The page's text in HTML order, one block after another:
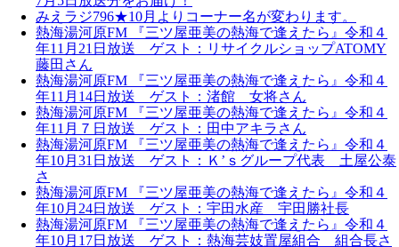
みえラジ796★10月よりコーナー名が変わります。
熱海湯河原FM 『三ツ屋亜美の熱海で逢えたら』令和４
年11月21日放送 ゲスト：リサイクルショップATOMY
藤田さん
熱海湯河原FM 『三ツ屋亜美の熱海で逢えたら』令和４
年11月14日放送 ゲスト：渚館 女将さん
熱海湯河原FM 『三ツ屋亜美の熱海で逢えたら』令和４
年11月７日放送 ゲスト：田中アキラさん
熱海湯河原FM 『三ツ屋亜美の熱海で逢えたら』令和４
年10月31日放送 ゲスト：Ｋ’ｓグループ代表 土屋公泰
さ
熱海湯河原FM 『三ツ屋亜美の熱海で逢えたら』令和４
年10月24日放送 ゲスト：宇田水産 宇田勝社長
熱海湯河原FM 『三ツ屋亜美の熱海で逢えたら』令和４
年10月17日放送 ゲスト：熱海芸妓置屋組合 組合長さ